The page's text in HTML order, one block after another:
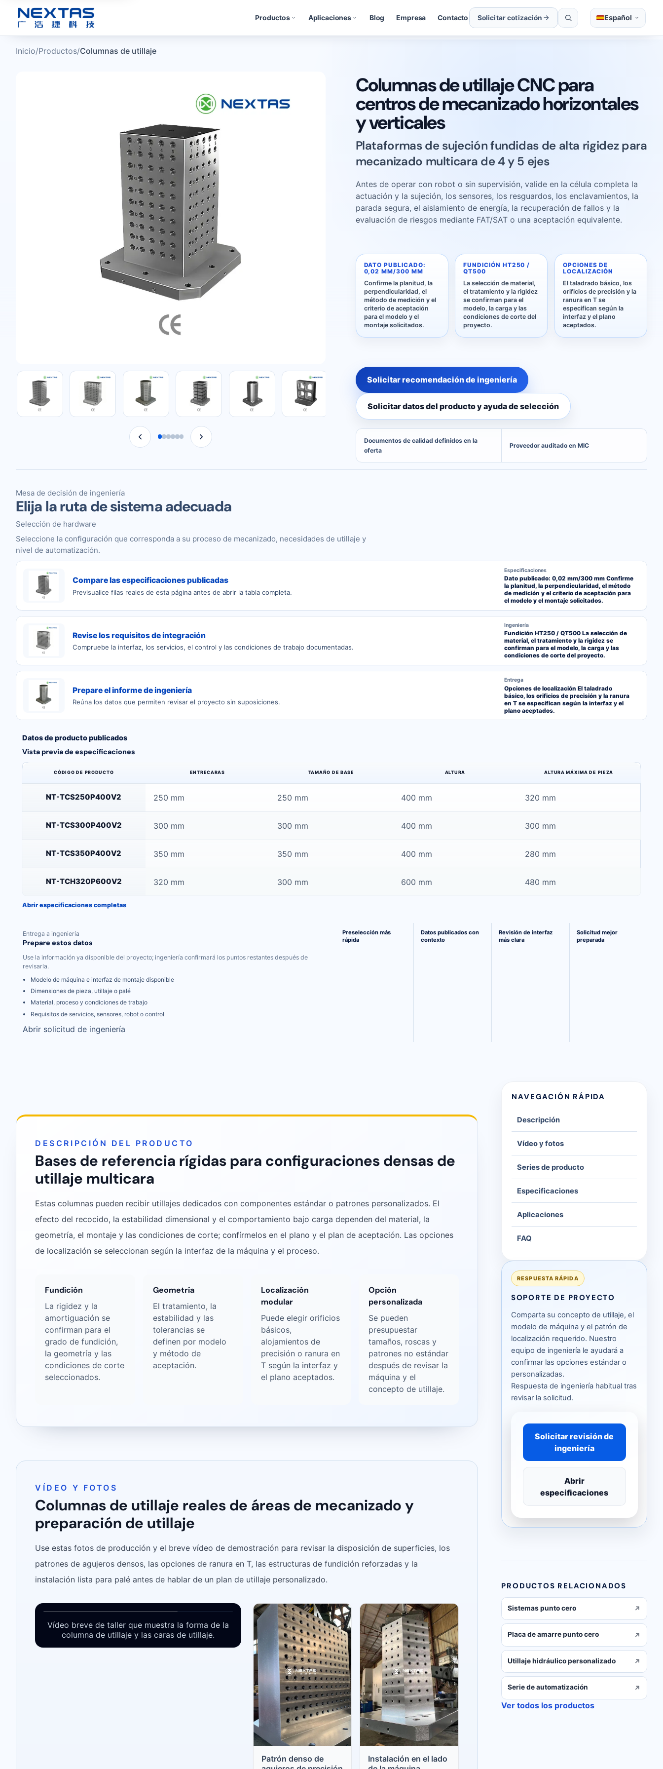
Productos Aplicaciones Blog Empresa Contacto Solicitar cotización Español
Inicio/Productos/Columnas de utillaje
Columnas de utillaje CNC para
centros de mecanizado horizontales
y verticales
Plataformas de sujeción fundidas de alta rigidez para
mecanizado multicara de 4 y 5 ejes
Antes de operar con robot o sin supervisión, valide en la célula completa la
actuación y la sujeción, los sensores, los resguardos, los enclavamientos, la
parada segura, el aislamiento de energía, la recuperación de fallos y la
evaluación de riesgos mediante FAT/SAT o una aceptación equivalente.
DATO PUBLICADO:
0,02 MM/300 MM
Confirme la planitud, la
perpendicularidad, el
método de medición y el
criterio de aceptación
para el modelo y el
montaje solicitados.
FUNDICIÓN HT250 /
QT500
La selección de material,
el tratamiento y la rigidez
se confirman para el
modelo, la carga y las
condiciones de corte del
proyecto.
OPCIONES DE
LOCALIZACIÓN
El taladrado básico, los
orificios de precisión y la
ranura en T se
especifican según la
interfaz y el plano
aceptados.
Solicitar recomendación de ingeniería
Solicitar datos del producto y ayuda de selección
Documentos de calidad definidos en la
oferta
Proveedor auditado en MIC
Mesa de decisión de ingeniería
Elija la ruta de sistema adecuada
Selección de hardware
Seleccione la configuración que corresponda a su proceso de mecanizado, necesidades de utillaje y
nivel de automatización.
Compare las especificaciones publicadas
Previsualice filas reales de esta página antes de abrir la tabla completa.
Especificaciones
Dato publicado: 0,02 mm/300 mm Confirme
la planitud, la perpendicularidad, el método
de medición y el criterio de aceptación para
el modelo y el montaje solicitados.
Revise los requisitos de integración
Compruebe la interfaz, los servicios, el control y las condiciones de trabajo documentadas.
Ingeniería
Fundición HT250 / QT500 La selección de
material, el tratamiento y la rigidez se
confirman para el modelo, la carga y las
condiciones de corte del proyecto.
Prepare el informe de ingeniería
Reúna los datos que permiten revisar el proyecto sin suposiciones.
Entrega
Opciones de localización El taladrado
básico, los orificios de precisión y la ranura
en T se especifican según la interfaz y el
plano aceptados.
Datos de producto publicados
Vista previa de especificaciones
CÓDIGO DE PRODUCTO ENTRECARAS TAMAÑO DE BASE ALTURA ALTURA MÁXIMA DE PIEZA
NT-TCS250P400V2 250 mm 250 mm 400 mm 320 mm
NT-TCS300P400V2 300 mm 300 mm 400 mm 300 mm
NT-TCS350P400V2 350 mm 350 mm 400 mm 280 mm
NT-TCH320P600V2 320 mm 300 mm 600 mm 480 mm
Abrir especificaciones completas
Entrega a ingeniería
Prepare estos datos
Use la información ya disponible del proyecto; ingeniería confirmará los puntos restantes después de
revisarla.
Modelo de máquina e interfaz de montaje disponible
Dimensiones de pieza, utillaje o palé
Material, proceso y condiciones de trabajo
Requisitos de servicios, sensores, robot o control
Abrir solicitud de ingeniería
Una ruta más clara de la comparación a ingeniería
Preselección más
rápida
Datos publicados con
contexto
Revisión de interfaz
más clara
Solicitud mejor
preparada
DESCRIPCIÓN DEL PRODUCTO
Bases de referencia rígidas para configuraciones densas de
utillaje multicara
Estas columnas pueden recibir utillajes dedicados con componentes estándar o patrones personalizados. El
efecto del recocido, la estabilidad dimensional y el comportamiento bajo carga dependen del material, la
geometría, el montaje y las condiciones de corte; confírmelos en el plano y el plan de aceptación. Las opciones
de localización se seleccionan según la interfaz de la máquina y el proceso.
Fundición
La rigidez y la
amortiguación se
confirman para el
grado de fundición,
la geometría y las
condiciones de corte
seleccionados.
Geometría
El tratamiento, la
estabilidad y las
tolerancias se
definen por modelo
y método de
aceptación.
Localización
modular
Puede elegir orificios
básicos,
alojamientos de
precisión o ranura en
T según la interfaz y
el plano aceptados.
Opción
personalizada
Se pueden
presupuestar
tamaños, roscas y
patrones no estándar
después de revisar la
máquina y el
concepto de utillaje.
VÍDEO Y FOTOS
Columnas de utillaje reales de áreas de mecanizado y
preparación de utillaje
Use estas fotos de producción y el breve vídeo de demostración para revisar la disposición de superficies, los
patrones de agujeros densos, las opciones de ranura en T, las estructuras de fundición reforzadas y la
instalación lista para palé antes de hablar de un plan de utillaje personalizado.
Un vídeo de NEXTAS en inglés muestra la aplicación y el flujo de trabajo descritos en esta página. La selección del producto y los datos de rendimiento deben
Vídeo breve de taller que muestra la forma de la
columna de utillaje y las caras de utillaje.
Patrón denso de
Instalación en el lado
NAVEGACIÓN RÁPIDA
Descripción
Vídeo y fotos
Series de producto
Especificaciones
Aplicaciones
FAQ
RESPUESTA RÁPIDA
SOPORTE DE PROYECTO
Comparta su concepto de utillaje, el
modelo de máquina y el patrón de
localización requerido. Nuestro
equipo de ingeniería le ayudará a
confirmar las opciones estándar o
personalizadas.
Respuesta de ingeniería habitual tras
revisar la solicitud.
Solicitar revisión de
ingeniería
Abrir
especificaciones
PRODUCTOS RELACIONADOS
Sistemas punto cero
Placa de amarre punto cero
Utillaje hidráulico personalizado
Serie de automatización
Ver todos los productos